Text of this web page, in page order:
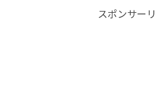
スポンサー